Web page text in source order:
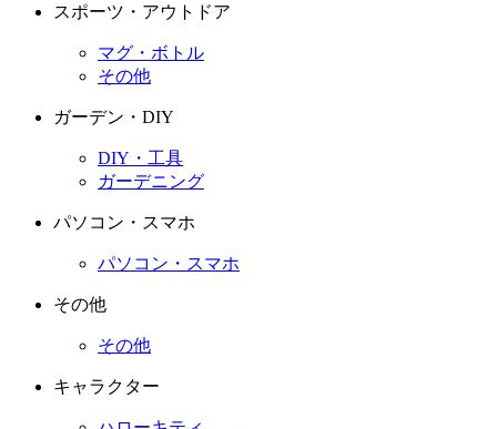
スポーツ・アウトドア
マグ・ボトル
その他
ガーデン・DIY
DIY・工具
ガーデニング
パソコン・スマホ
パソコン・スマホ
その他
その他
キャラクター